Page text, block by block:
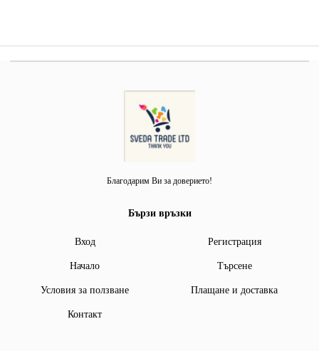
Благодарим Ви за доверието!
Бързи връзки
Вход Регистрация
Начало Търсене
Условия за ползване Плащане и доставка
Контакт